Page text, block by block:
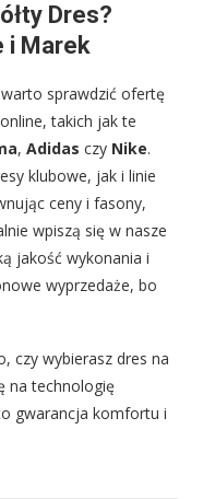
Dres?
i Marek
sprawdzić ofertę
takich jak te
, Adidas czy Nike.
klubowe, jak i linie
ceny i fasony,
wpiszą się w nasze
jakość wykonania i
wyprzedaże, bo
czy wybierasz dres na
na technologię
gwarancja komfortu i